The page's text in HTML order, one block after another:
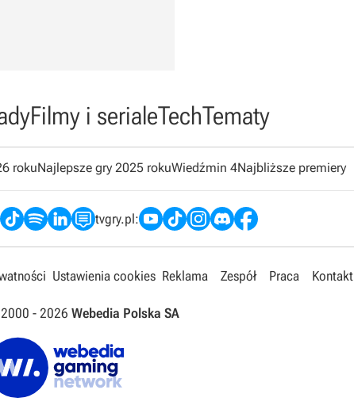
Filmy i serialeTechTematy
rokuNajlepsze gry 2025 rokuWiedźmin 4Najbliższe premiery
tvgry.pl:
Ustawienia cookies Reklama Zespół Praca Kontakt
- 2026 Webedia Polska SA